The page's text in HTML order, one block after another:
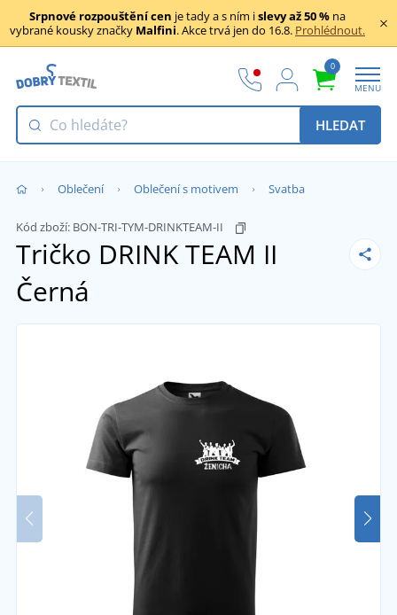
Srpnové rozpouštění cen je tady a s ním islevy až 50 % na
vybrané kousky značky Malfini. Akce trvá jen do 16.8. Prohlédnout.
0
MENU
HLEDAT
Oblečení Oblečení s motivem Svatba
Kód zboží: BON-TRI-TYM-DRINKTEAM-II
Tričko DRINK TEAM II
Černá